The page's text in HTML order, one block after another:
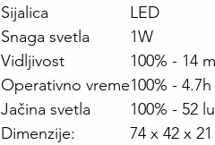
Sijalica
LED
Snaga svetla
1W
Vidljivost
100% - 14
Operativno vreme100% -
Jačina svetla
100% - 52
Dimenzije:
74 x 42 x